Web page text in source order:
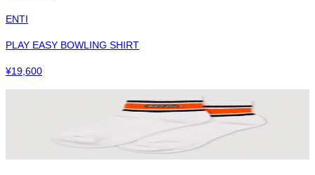
ENTI
PLAY EASY BOWLING SHIRT
¥19,600